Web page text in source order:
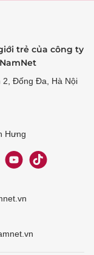
trẻ của công ty
2, Đống Đa, Hà Nội
Hưng